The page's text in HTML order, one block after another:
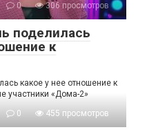
0 306 просмотров
поделилась
к
какое у нее отношение к
участники «Дома-2»
0 455 просмотров